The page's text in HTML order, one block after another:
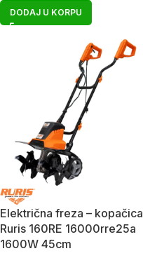
DODAJ U KORPU
Električna freza – kopačica
Ruris 160RE 16000rre25a
1600W 45cm